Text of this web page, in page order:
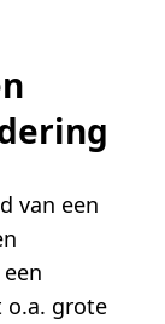
van een
o.a. grote